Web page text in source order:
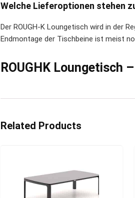
Welche Lieferoptionen stehen
Der ROUGH-K Loungetisch wird in der
Endmontage der Tischbeine ist meist
ROUGHK Loungetisch
Related Products